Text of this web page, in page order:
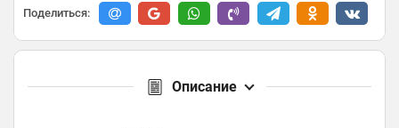
Поделиться:
Описание